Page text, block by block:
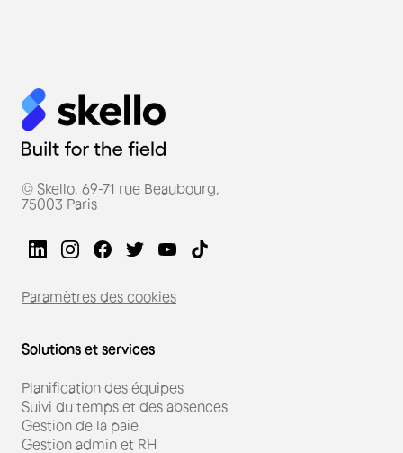
© Skello, 69-71 rue Beaubourg,
75003 Paris
Paramètres des cookies
Solutions et services
Planification des équipes
Suivi du temps et des absences
Gestion de la paie
Gestion admin et RH